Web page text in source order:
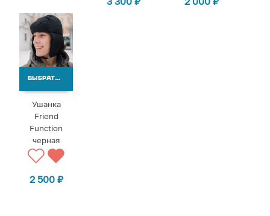
ВЫБРАТЬ ВАРИАНТЫ
Ушанка
Friend
Function
черная
2 500 ₽